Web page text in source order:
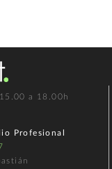
a 18.00h
Profesional